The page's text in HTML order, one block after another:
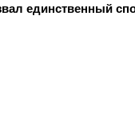
единственный